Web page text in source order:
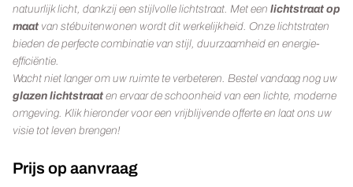
natuurlijk licht, dankzij een stijlvolle lichtstraat. Met een lichtstraat op
maat van stébuitenwonen wordt dit werkelijkheid. Onze lichtstraten
bieden de perfecte combinatie van stijl, duurzaamheid en energie-
efficiëntie.
Wacht niet langer om uw ruimte te verbeteren. Bestel vandaag nog uw
glazen lichtstraat en ervaar de schoonheid van een lichte, moderne
omgeving. Klik hieronder voor een vrijblijvende offerte en laat ons uw
visie tot leven brengen!
Prijs op aanvraag